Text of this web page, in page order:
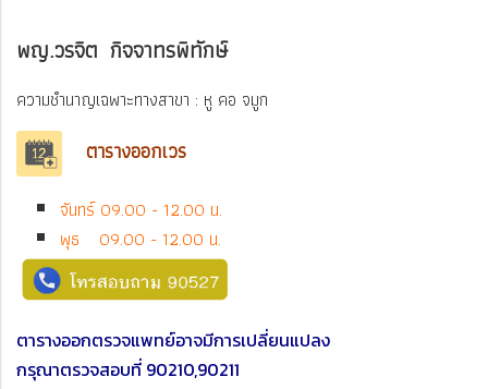
พญ.วรจิต กิจจาทรพิทักษ์
ความชำนาญเฉพาะทางสาขา : หู คอ จมูก
ตารางออกเวร
จันทร์ 09.00 - 12.00 น.
พุธ 09.00 - 12.00 น.
ตารางออกตรวจแพทย์อาจมีการเปลี่ยนแปลง
กรุณาตรวจสอบที่ 90210,90211